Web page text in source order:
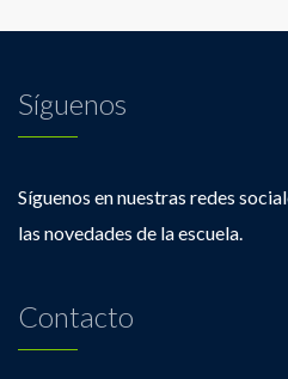
Síguenos
Síguenos en nuestras redes
las novedades de la escuela.
Contacto